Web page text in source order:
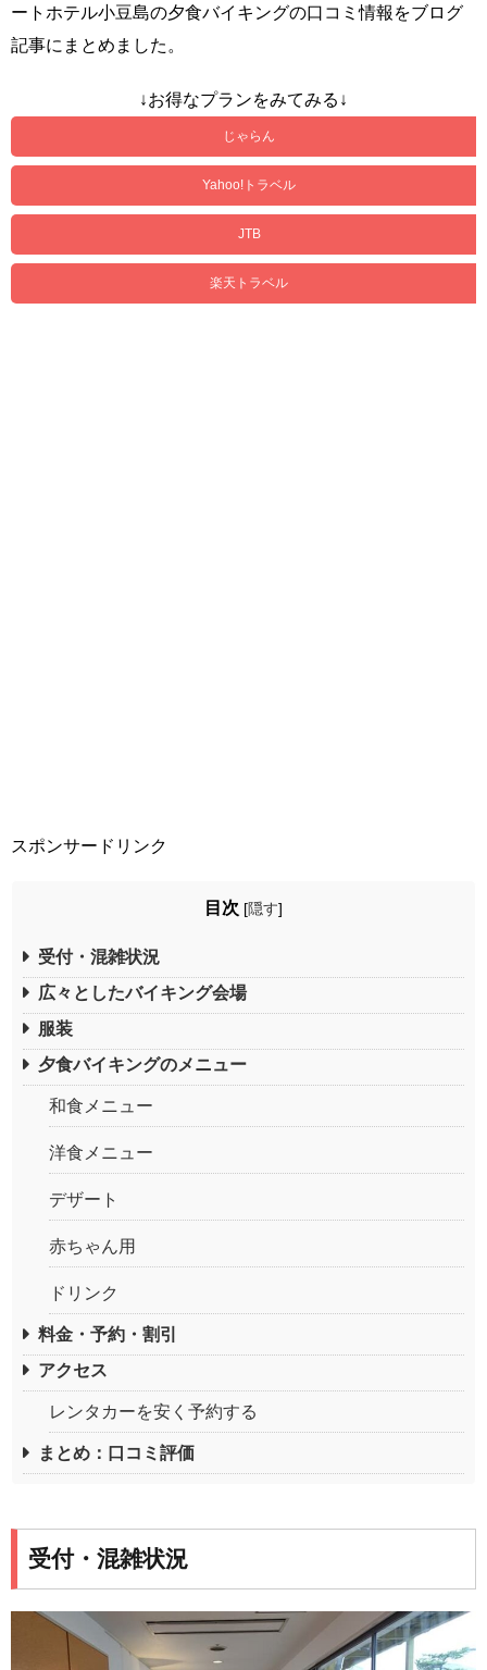
ートホテル小豆島の夕食バイキングの口コミ情報をブログ
記事にまとめました。
↓お得なプランをみてみる↓
じゃらん
Yahoo!トラベル
JTB
楽天トラベル
スポンサードリンク
目次 [隠す]
受付・混雑状況
広々としたバイキング会場
服装
夕食バイキングのメニュー
和食メニュー
洋食メニュー
デザート
赤ちゃん用
ドリンク
料金・予約・割引
アクセス
レンタカーを安く予約する
まとめ：口コミ評価
受付・混雑状況